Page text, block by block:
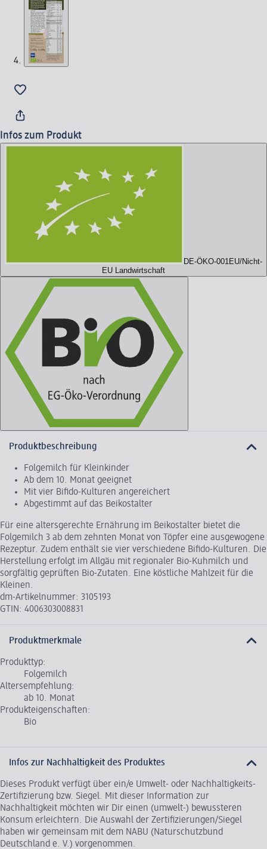
Infos zum Produkt
DE-ÖKO-001 EU/Nicht-
EU Landwirtschaft
Produktbeschreibung
Folgemilch für Kleinkinder
Ab dem 10. Monat geeignet
Mit vier Bifido-Kulturen angereichert
Abgestimmt auf das Beikostalter
Für eine altersgerechte Ernährung im Beikostalter bietet die
Folgemilch 3 ab dem zehnten Monat von Töpfer eine ausgewogene
Rezeptur. Zudem enthält sie vier verschiedene Bifido-Kulturen. Die
Herstellung erfolgt im Allgäu mit regionaler Bio-Kuhmilch und
sorgfältig geprüften Bio-Zutaten. Eine köstliche Mahlzeit für die
Kleinen.
dm-Artikelnummer: 3105193
GTIN: 4006303008831
Produktmerkmale
Produkttyp:
Folgemilch
Altersempfehlung:
ab 10. Monat
Produkteigenschaften:
Bio
Infos zur Nachhaltigkeit des Produktes
Dieses Produkt verfügt über ein/e Umwelt- oder Nachhaltigkeits-
Zertifizierung bzw. Siegel. Mit dieser Information zur
Nachhaltigkeit möchten wir Dir einen (umwelt-) bewussteren
Konsum erleichtern. Die Auswahl der Zertifizierungen/Siegel
haben wir gemeinsam mit dem NABU (Naturschutzbund
Deutschland e. V.) vorgenommen.